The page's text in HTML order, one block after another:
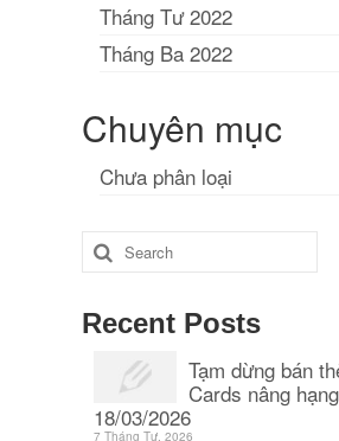
Tháng Tư 2022
Tháng Ba 2022
Chuyên mục
Chưa phân loại
Search
for:
Recent Posts
Tạm dừng bán
Cards nâng
18/03/2026
7 Tháng Tư, 2026